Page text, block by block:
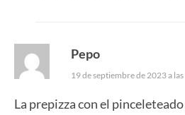
Pepo
19 de septiembre de 2023 a
La prepizza con el